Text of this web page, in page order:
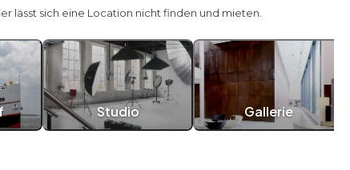
lässt sich eine Location nicht finden und mieten.
Studio Gallerie